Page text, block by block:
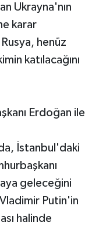
Ukrayna'nın
karar
henüz
katılacağını
Erdoğan ile
İstanbul'daki
geleceğini
Putin'in
halinde